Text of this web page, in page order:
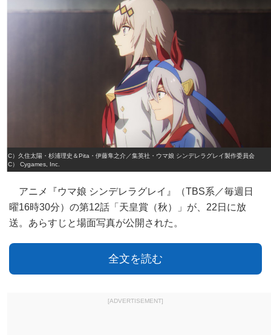
（C）久住太陽・杉浦理史＆Pita・伊藤隼之介／集英社・ウマ娘 シンデレラグレイ製作委員会
（C） Cygames, Inc.
アニメ『ウマ娘 シンデレラグレイ』（TBS系／毎週日
曜16時30分）の第12話「天皇賞（秋）」が、22日に放
送。あらすじと場面写真が公開された。
全文を読む
[ADVERTISEMENT]